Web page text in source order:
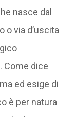
nasce dal
o via d’uscita
Come dice
ed esige di
è per natura